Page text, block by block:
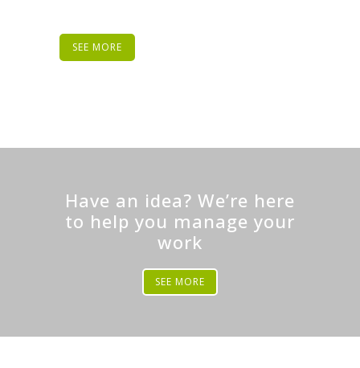
SEE MORE
Have an idea? We’re here
to help you manage your
work
SEE MORE